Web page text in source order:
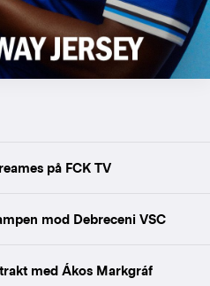
på FCK TV
mod Debreceni VSC
med Ákos Markgráf